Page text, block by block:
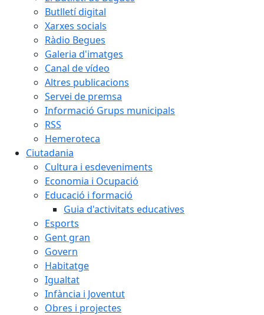
Butlletí digital
Xarxes socials
Ràdio Begues
Galeria d'imatges
Canal de vídeo
Altres publicacions
Servei de premsa
Informació Grups municipals
RSS
Hemeroteca
Ciutadania
Cultura i esdeveniments
Economia i Ocupació
Educació i formació
Guia d'activitats educatives
Esports
Gent gran
Govern
Habitatge
Igualtat
Infància i Joventut
Obres i projectes